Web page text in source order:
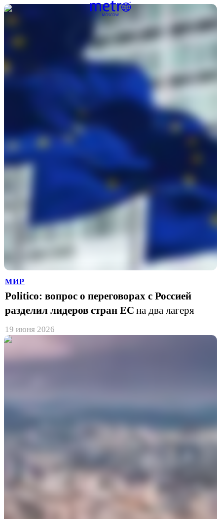
МИР
Politico: вопрос о переговорах с Россией
разделил лидеров стран ЕС на два лагеря
19 июня 2026